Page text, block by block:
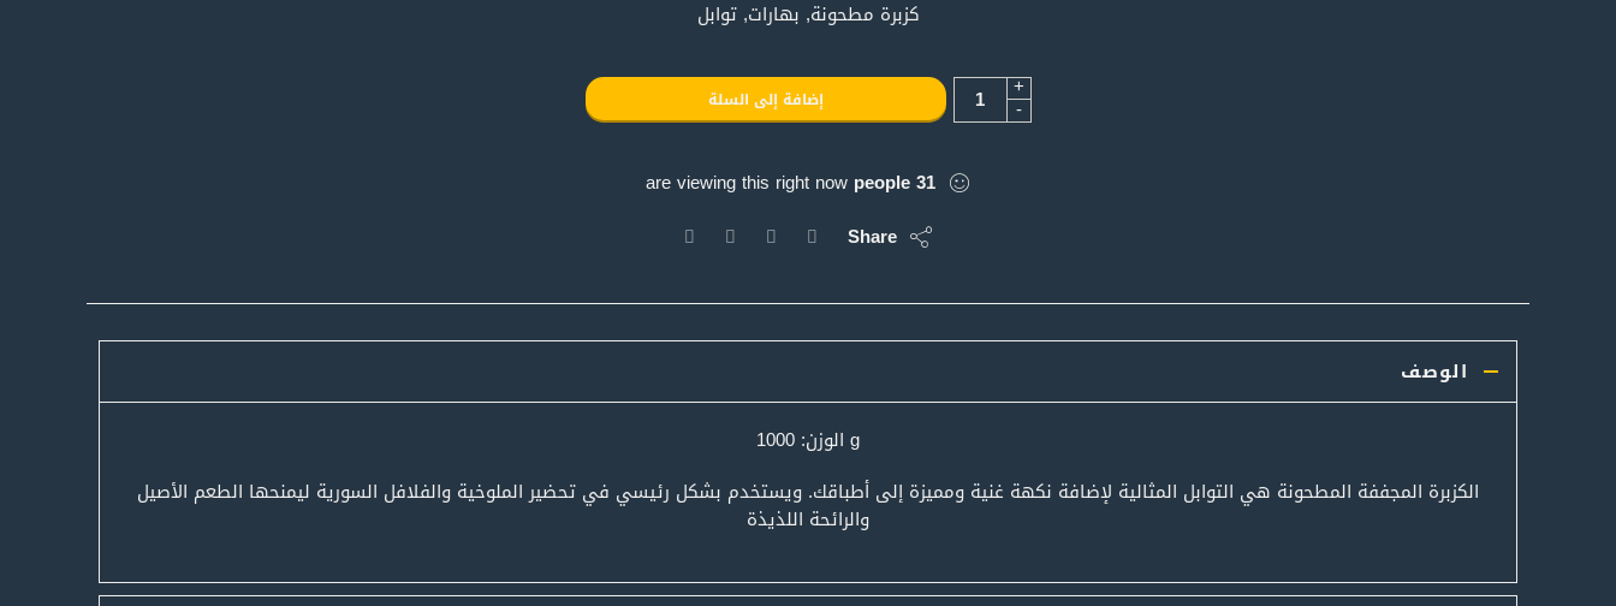
كزبرة مطحونة, بهارات, توابل
+
- إضافة إلى السلة
31
people
are viewing this right now
Share
الوصف
g الوزن: 1000
الكزبرة المجففة المطحونة هي التوابل المثالية لإضافة نكهة غنية ومميزة إلى أطباقك. ويستخدم بشكل رئيسي في تحضير الملوخية والفلافل السورية ليمنحها الطعم الأصيل
والرائحة اللذيذة